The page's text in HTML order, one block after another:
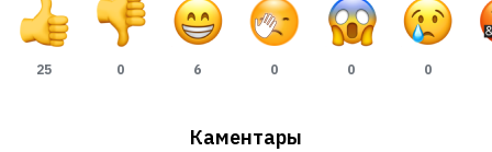
25 0 6 0 0 0
Каментары